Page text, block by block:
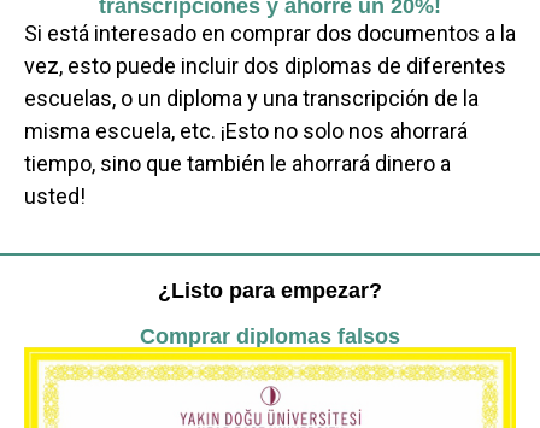
transcripciones y ahorre un 20%!
Si está interesado en comprar dos documentos a la
vez, esto puede incluir dos diplomas de diferentes
escuelas, o un diploma y una transcripción de la
misma escuela, etc. ¡Esto no solo nos ahorrará
tiempo, sino que también le ahorrará dinero a
usted!
¿Listo para empezar?
Comprar diplomas falsos